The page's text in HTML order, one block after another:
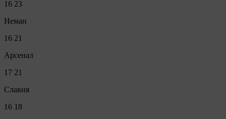
16 23
Неман
16 21
Арсенал
17 21
Славия
16 18